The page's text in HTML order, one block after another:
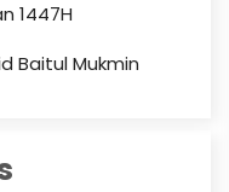
1447H
Baitul Mukmin